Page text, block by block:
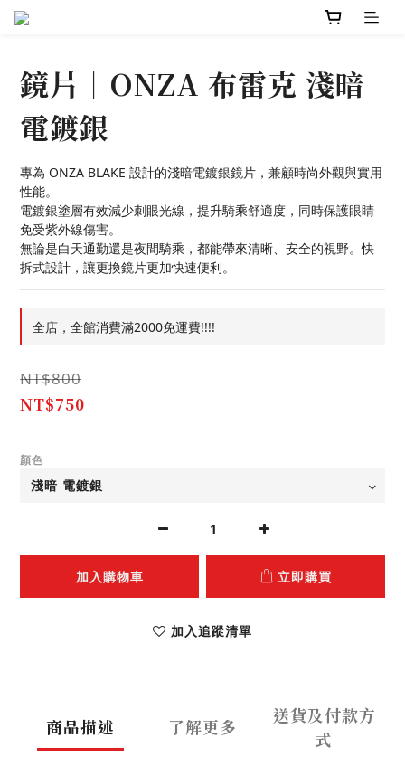
鏡片｜ONZA 布雷克 淺暗
電鍍銀
專為 ONZA BLAKE 設計的淺暗電鍍銀鏡片，兼顧時尚外觀與實用
性能。
電鍍銀塗層有效減少刺眼光線，提升騎乘舒適度，同時保護眼睛
免受紫外線傷害。
無論是白天通勤還是夜間騎乘，都能帶來清晰、安全的視野。快
拆式設計，讓更換鏡片更加快速便利。
全店，全館消費滿2000免運費!!!!
NT$800
NT$750
顏色
加入購物車 立即購買
加入追蹤清單
商品描述 了解更多
送貨及付款方
式